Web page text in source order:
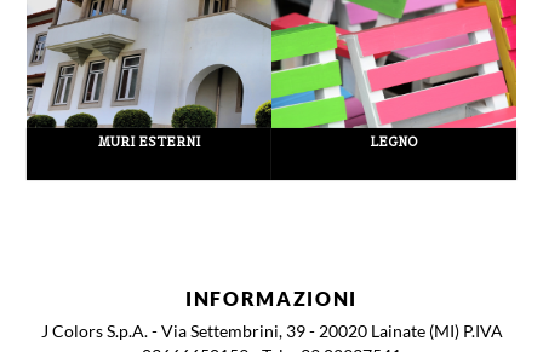
MURI ESTERNI LEGNO
INFORMAZIONI
J Colors S.p.A. - Via Settembrini, 39 - 20020 Lainate (MI) P.IVA